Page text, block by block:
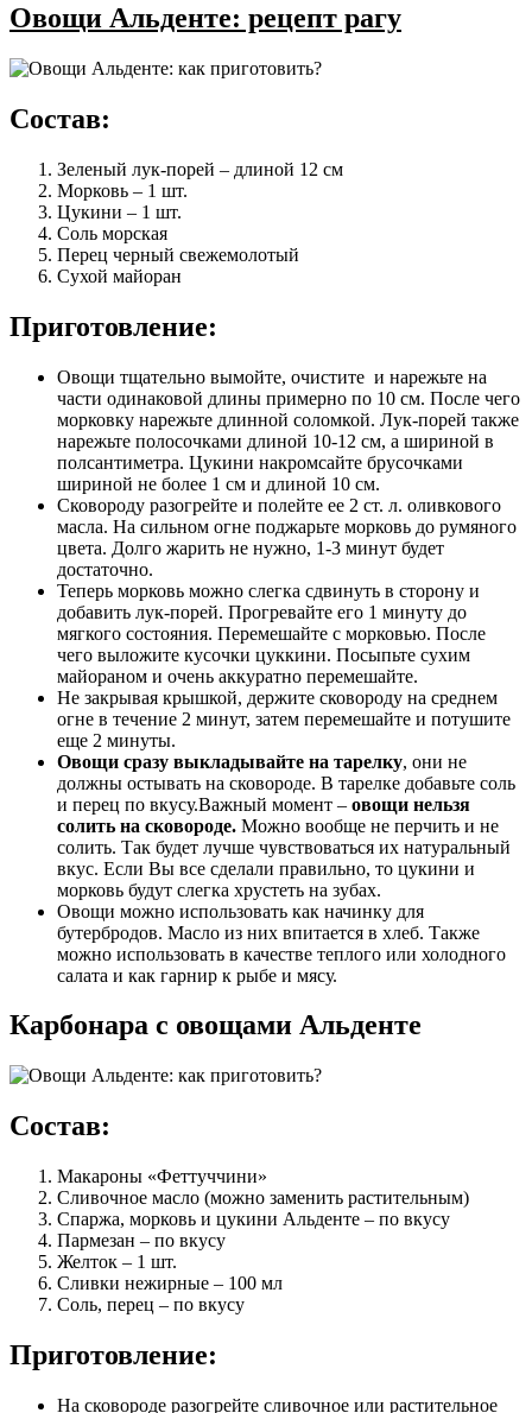
Овощи Альденте: рецепт рагу
Состав:
Зеленый лук-порей – длиной 12 см
Морковь – 1 шт.
Цукини – 1 шт.
Соль морская
Перец черный свежемолотый
Сухой майоран
Приготовление:
Овощи тщательно вымойте, очистите и нарежьте на
части одинаковой длины примерно по 10 см. После чего
морковку нарежьте длинной соломкой. Лук-порей также
нарежьте полосочками длиной 10-12 см, а шириной в
полсантиметра. Цукини накромсайте брусочками
шириной не более 1 см и длиной 10 см.
Сковороду разогрейте и полейте ее 2 ст. л. оливкового
масла. На сильном огне поджарьте морковь до румяного
цвета. Долго жарить не нужно, 1-3 минут будет
достаточно.
Теперь морковь можно слегка сдвинуть в сторону и
добавить лук-порей. Прогревайте его 1 минуту до
мягкого состояния. Перемешайте с морковью. После
чего выложите кусочки цуккини. Посыпьте сухим
майораном и очень аккуратно перемешайте.
Не закрывая крышкой, держите сковороду на среднем
огне в течение 2 минут, затем перемешайте и потушите
еще 2 минуты.
Овощи сразу выкладывайте на тарелку, они не
должны остывать на сковороде. В тарелке добавьте соль
и перец по вкусу.Важный момент – овощи нельзя
солить на сковороде. Можно вообще не перчить и не
солить. Так будет лучше чувствоваться их натуральный
вкус. Если Вы все сделали правильно, то цукини и
морковь будут слегка хрустеть на зубах.
Овощи можно использовать как начинку для
бутербродов. Масло из них впитается в хлеб. Также
можно использовать в качестве теплого или холодного
салата и как гарнир к рыбе и мясу.
Карбонара с овощами Альденте
Состав:
Макароны «Феттуччини»
Сливочное масло (можно заменить растительным)
Спаржа, морковь и цукини Альденте – по вкусу
Пармезан – по вкусу
Желток – 1 шт.
Сливки нежирные – 100 мл
Соль, перец – по вкусу
Приготовление:
На сковороде разогрейте сливочное или растительное